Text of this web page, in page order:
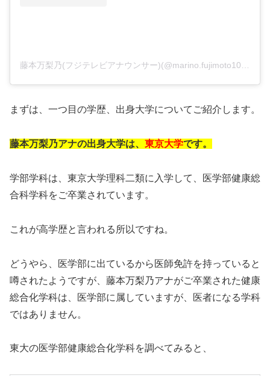
まずは、一つ目の学歴、出身大学についてご紹介します。
藤本万梨乃アナの出身大学は、 東京大学です。
学部学科は、東京大学理科二類に入学して、医学部健康総
合科学科をご卒業されています。
これが高学歴と言われる所以ですね。
どうやら、医学部に出ているから医師免許を持っていると
噂されたようですが、藤本万梨乃アナがご卒業された健康
総合化学科は、医学部に属していますが、医者になる学科
ではありません。
東大の医学部健康総合化学科を調べてみると、